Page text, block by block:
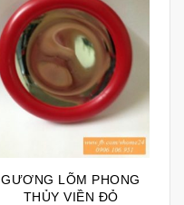
GƯƠNG LÕM PHONG
THỦY VIỀN ĐỎ